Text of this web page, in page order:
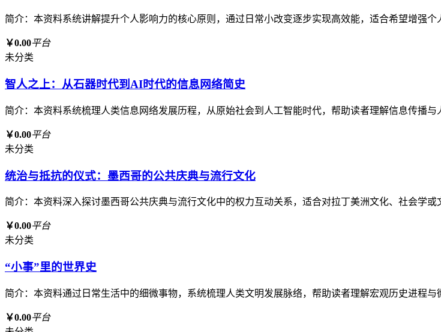
简介：本资料系统讲解提升个人影响力的核心原则，通过日常小改变逐步实现高效能，适合希望增强
￥0.00平台
未分类
智人之上：从石器时代到AI时代的信息网络简史
简介：本资料系统梳理人类信息网络发展历程，从原始社会到人工智能时代，帮助读者理解信息传播
￥0.00平台
未分类
统治与抵抗的仪式：墨西哥的公共庆典与流行文化
简介：本资料深入探讨墨西哥公共庆典与流行文化中的权力互动关系，适合对拉丁美洲文化、社会学
￥0.00平台
未分类
“小事”里的世界史
简介：本资料通过日常生活中的细微事物，系统梳理人类文明发展脉络，帮助读者理解宏观历史进程
￥0.00平台